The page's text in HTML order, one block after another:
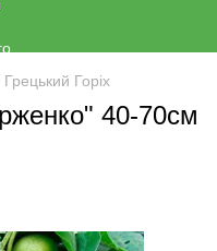
Грецький Горіх
40-70см